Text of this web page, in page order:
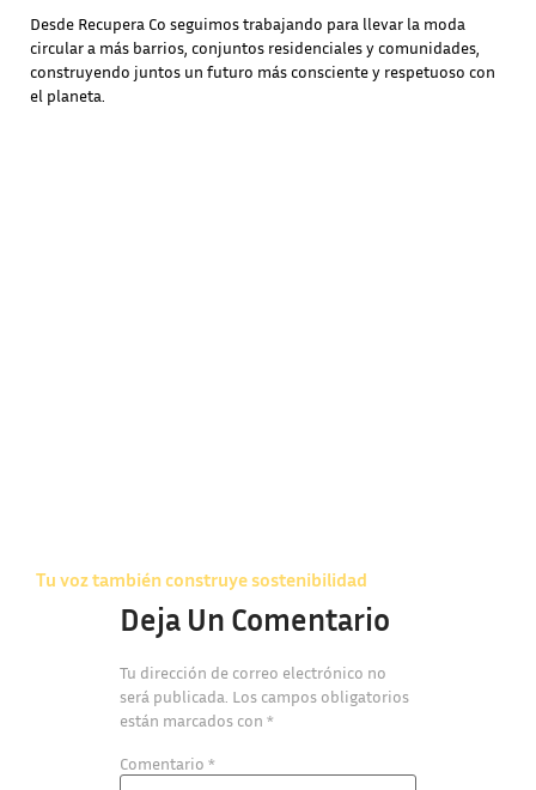
Desde Recupera Co seguimos trabajando para llevar la moda
circular a más barrios, conjuntos residenciales y comunidades,
construyendo juntos un futuro más consciente y respetuoso con
el planeta.
Tu voz también construye sostenibilidad
Deja Un Comentario
Tu dirección de correo electrónico no
será publicada. Los campos obligatorios
están marcados con *
Comentario *